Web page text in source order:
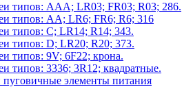
типов: AAA; LR03; FR03; R03; 286.
типов: AA; LR6; FR6; R6; 316
типов: C; LR14; R14; 343.
типов: D; LR20; R20; 373.
типов: 9V; 6F22; крона.
типов: 3336; 3R12; квадратные.
элементы питания